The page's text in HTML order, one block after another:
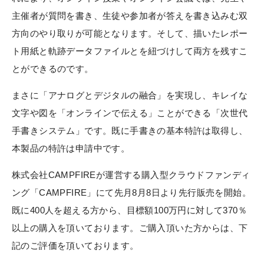
主催者が質問を書き、生徒や参加者が答えを書き込みむ双
方向のやり取りが可能となります。そして、描いたレポー
ト用紙と軌跡データファイルとを紐づけして両方を残すこ
とができるのです。
まさに「アナログとデジタルの融合」を実現し、キレイな
文字や図を「オンラインで伝える」ことができる「次世代
手書きシステム」です。既に手書きの基本特許は取得し、
本製品の特許は申請中です。
株式会社CAMPFIREが運営する購入型クラウドファンディ
ング「CAMPFIRE」にて先月8月8日より先行販売を開始。
既に400人を超える方から、目標額100万円に対して370％
以上の購入を頂いております。ご購入頂いた方からは、下
記のご評価を頂いております。